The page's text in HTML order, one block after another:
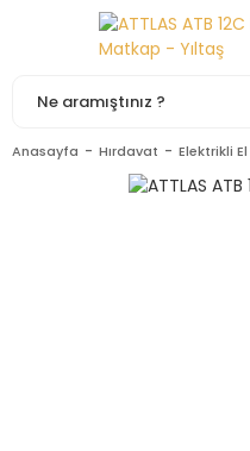
Anasayfa Hırdavat Elektrikli